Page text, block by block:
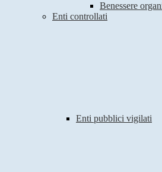
Benessere
Enti controllati
Enti pubblici vigilati